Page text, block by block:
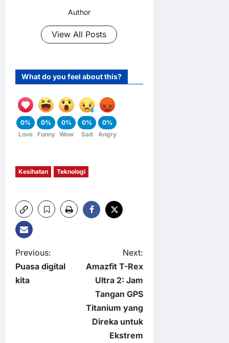
Author
View All Posts
What do you feel about this?
0%
Love
0%
Funny
0%
Wow
0%
Sad
0%
Angry
Kesihatan Teknologi
P
o
Previous:
Puasa digital
kita
Next:
Amazfit T-Rex
Ultra 2: Jam
Tangan GPS
Titanium yang
Direka untuk
Ekstrem